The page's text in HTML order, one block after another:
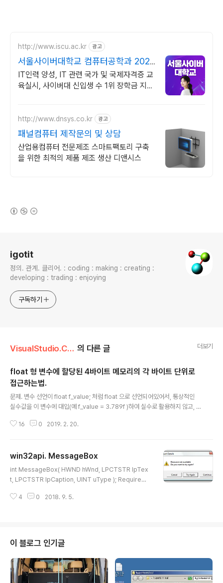
http://www.iscu.ac.kr 광고
서울사이버대학교 컴퓨터공학과 2026
가을학기 신편입생
IT인력 양성, IT 관련 국가 및 국제자격증 교
육실시, 사이버대 신입생 수 1위 장학금 지급
http://www.dnsys.co.kr 광고
패널컴퓨터 제작문의 및 상담
산업용컴퓨터 전문제조 스마트팩토리 구축
을 위한 최적의 제품 제조 생산 디앤시스
igotit
정의. 관계. 클리어. : coding : making : creating :
developing : trading : enjoying
구독하기
VisualStudio.C++.C#/코딩팁,함수활용,단편 의 다른 글 더보기
float 형 변수에 할당된 4바이트 메모리의 각 바이트 단위로
접근하는법.
문제. 변수 선언이 float f_value; 처럼 float 으로 선언되어있어서, 통상적인
실수값을 이 변수에 대입(예 f_value = 3.789f )하여 실수로 활용하지 않고, f_
har 형의 값을 기록하고 각 바이트별로 저장된 값을 활용하고자 하는 경우. 즉, f
메모리의 각 바이트 별로 핸들링 하는법. unsigned char 형의 포인터 변수 생
성 하고 여기에 f_value 의 주소를 (unsigned char*) 로 형변환한다. un..
16 0 2019. 2. 20.
win32api. MessageBox
int MessageBox( HWND hWnd, LPCTSTR lpTex
t, LPCTSTR lpCaption, UINT uType ); Requireme
ry : user32.lib DLL : user32.dll example codes i
PCWSTR)L"Account Details", MB_ICONWARNIN
G | MB_CANCELTRYCONTINUE | MB_DEFBUTT
ON2 ); ..
4 0 2018. 9. 5.
이 블로그 인기글